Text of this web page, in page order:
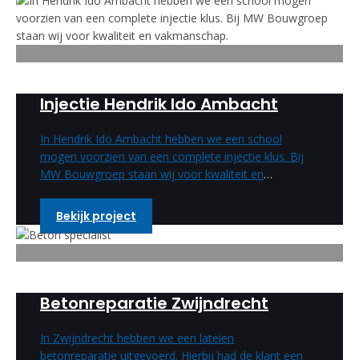
Injectie Hendrik Ido Ambacht
In Hendrik Ido Ambacht hebben we een school
mogen voorzien van een complete injectie klus. Bij
MW Bouwgroep staan wij voor kwaliteit en
Bekijk project
Betonreparatie Zwijndrecht
In Zwijndrecht hebben we een lateien
betonreparatie uitgevoerd. Hierbij had de klant een